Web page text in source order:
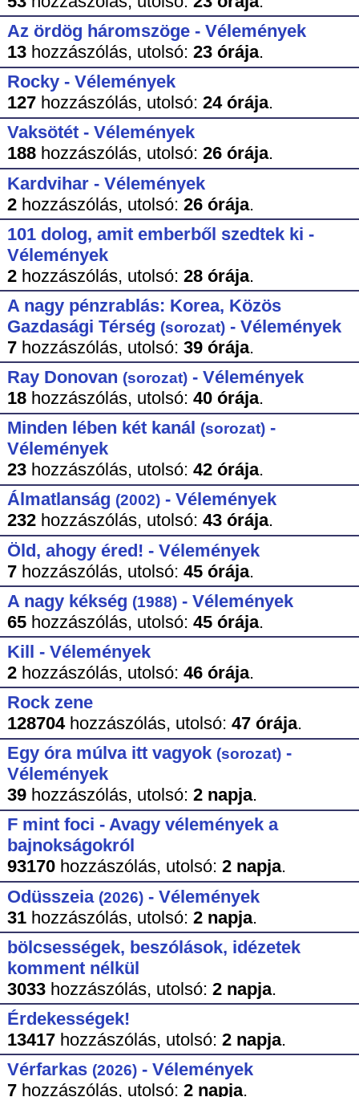
Az ördög háromszöge - Vélemények
13hozzászólás, utolsó: 23 órája.
Rocky - Vélemények
127hozzászólás, utolsó: 24 órája.
Vaksötét - Vélemények
188hozzászólás, utolsó: 26 órája.
Kardvihar - Vélemények
2hozzászólás, utolsó: 26 órája.
101 dolog, amit emberből szedtek ki -
Vélemények
2hozzászólás, utolsó: 28 órája.
A nagy pénzrablás: Korea, Közös
Gazdasági Térség (sorozat)- Vélemények
7hozzászólás, utolsó: 39 órája.
Ray Donovan (sorozat)- Vélemények
18hozzászólás, utolsó: 40 órája.
Minden lében két kanál (sorozat)-
Vélemények
23hozzászólás, utolsó: 42 órája.
Álmatlanság (2002)- Vélemények
232hozzászólás, utolsó: 43 órája.
Öld, ahogy éred! - Vélemények
7hozzászólás, utolsó: 45 órája.
A nagy kékség (1988)- Vélemények
65hozzászólás, utolsó: 45 órája.
Kill - Vélemények
2hozzászólás, utolsó: 46 órája.
Rock zene
128704hozzászólás, utolsó: 47 órája.
Egy óra múlva itt vagyok (sorozat)-
Vélemények
39hozzászólás, utolsó: 2 napja.
F mint foci - Avagy vélemények a
bajnokságokról
93170hozzászólás, utolsó: 2 napja.
Odüsszeia (2026)- Vélemények
31hozzászólás, utolsó: 2 napja.
bölcsességek, beszólások, idézetek
komment nélkül
3033hozzászólás, utolsó: 2 napja.
Érdekességek!
13417hozzászólás, utolsó: 2 napja.
Vérfarkas (2026)- Vélemények
7hozzászólás, utolsó: 2 napja.